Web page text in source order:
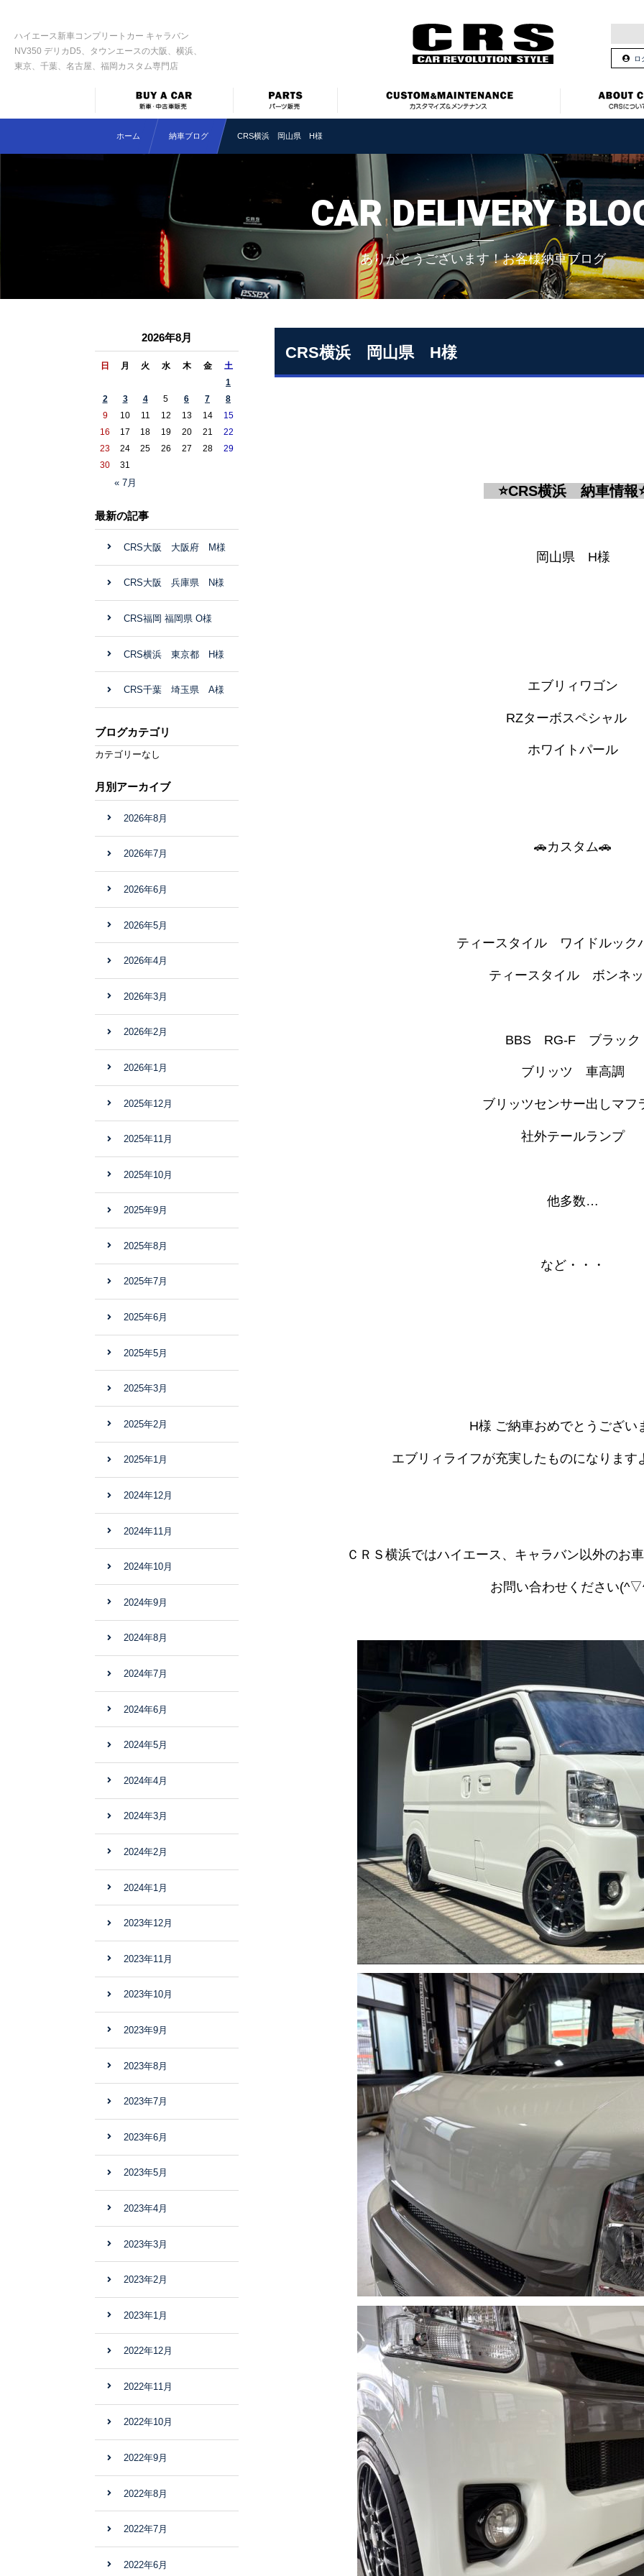
ハイエース新車コンプリートカー キャラバン
NV350 デリカD5、タウンエースの大阪、横浜、
東京、千葉、名古屋、福岡カスタム専門店
ロ
ホーム 納車ブログ CRS横浜 岡山県 H様
CAR DELIVERY
ありがとうございます！お客様納車ブログ
CRS横浜 岡山県 H様
⭐CRS横浜 納車情報
岡山県 H様
エブリィワゴン
RZターボスペシャル
ホワイトパール
🚗カスタム🚗
ティースタイル ワイドルック
ティースタイル ボンネ
BBS RG-F ブラック
ブリッツ 車高調
ブリッツセンサー出しマフ
社外テールランプ
他多数…
など・・・
H様 ご納車おめでとうござい
エブリィライフが充実したものになります
ＣＲＳ横浜ではハイエース、キャラバン以外のお
お問い合わせください
2026年8月
日 月 火 水 木 金 土
« 7月
1
2
3 4 5 6 7
8
9
10 11 12 13 14
15
16
17 18 19 20 21
22
23
24 25 26 27 28
29
30
31
最新の記事
CRS大阪 大阪府 M様
CRS大阪 兵庫県 N様
CRS福岡 福岡県 O様
CRS横浜 東京都 H様
CRS千葉 埼玉県 A様
ブログカテゴリ
カテゴリーなし
月別アーカイブ
2026年8月
2026年7月
2026年6月
2026年5月
2026年4月
2026年3月
2026年2月
2026年1月
2025年12月
2025年11月
2025年10月
2025年9月
2025年8月
2025年7月
2025年6月
2025年5月
2025年3月
2025年2月
2025年1月
2024年12月
2024年11月
2024年10月
2024年9月
2024年8月
2024年7月
2024年6月
2024年5月
2024年4月
2024年3月
2024年2月
2024年1月
2023年12月
2023年11月
2023年10月
2023年9月
2023年8月
2023年7月
2023年6月
2023年5月
2023年4月
2023年3月
2023年2月
2023年1月
2022年12月
2022年11月
2022年10月
2022年9月
2022年8月
2022年7月
2022年6月